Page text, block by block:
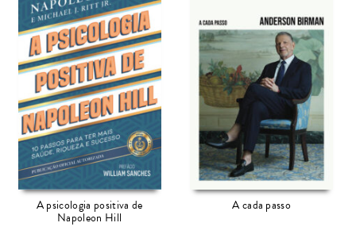
A psicologia positiva de
Napoleon Hill
A cada passo